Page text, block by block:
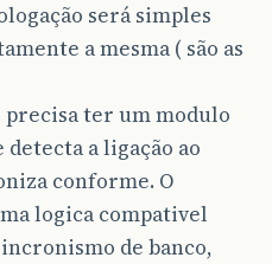
será simples
a mesma ( são as
precisa ter um modulo
a ligação ao
conforme. O
logica compativel
de banco,